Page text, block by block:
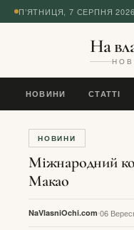
П’ЯТНИЦЯ, 7 СЕРПНЯ 2026
На
НОВИНИ СТАТТІ
НОВИНИ
Міжнародний
Макао
NaVlasniOchi.com 06